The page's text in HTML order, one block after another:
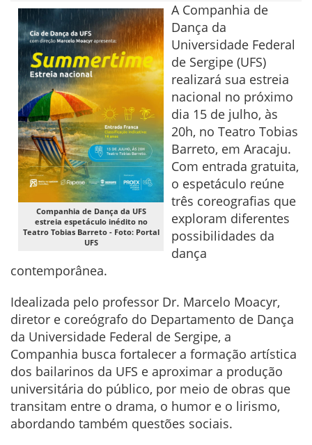
Companhia de Dança da UFS
estreia espetáculo inédito no
Teatro Tobias Barreto - Foto: Portal
UFS
A Companhia de
Dança da
Universidade Federal
de Sergipe (UFS)
realizará sua estreia
nacional no próximo
dia 15 de julho, às
20h, no Teatro Tobias
Barreto, em Aracaju.
Com entrada gratuita,
o espetáculo reúne
três coreografias que
exploram diferentes
possibilidades da
dança
contemporânea.
Idealizada pelo professor Dr. Marcelo Moacyr,
diretor e coreógrafo do Departamento de Dança
da Universidade Federal de Sergipe, a
Companhia busca fortalecer a formação artística
dos bailarinos da UFS e aproximar a produção
universitária do público, por meio de obras que
transitam entre o drama, o humor e o lirismo,
abordando também questões sociais.